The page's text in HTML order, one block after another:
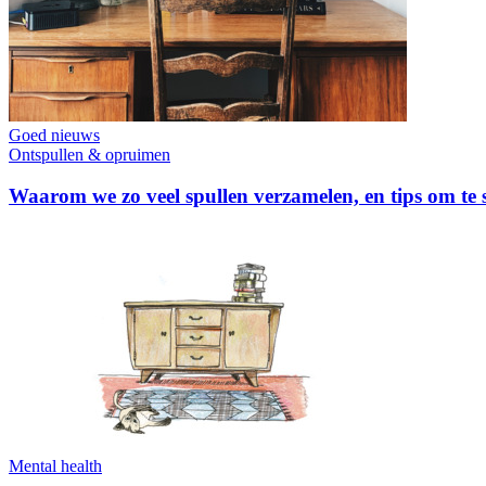
Goed nieuws
Ontspullen & opruimen
Waarom we zo veel spullen verzamelen, en tips om
Mental health